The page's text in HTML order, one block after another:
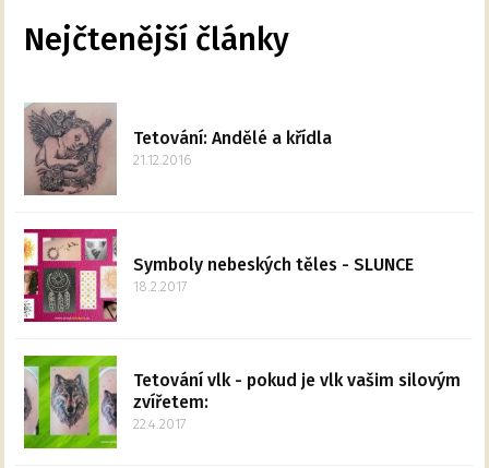
Nejčtenější články
Tetování: Andělé a křídla
21.12.2016
Symboly nebeských těles - SLUNCE
18.2.2017
Tetování vlk - pokud je vlk vašim silovým
zvířetem:
22.4.2017